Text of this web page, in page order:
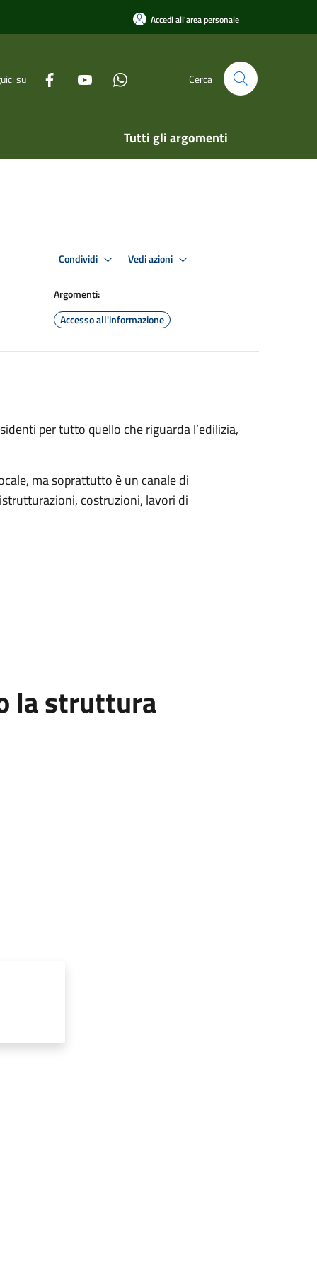
Accedi all'area personale
su Cerca
Tutti gli argomenti
Condividi Vedi azioni
Argomenti:
Accesso all'informazione
per tutto quello che riguarda l’edilizia,
ma soprattutto è un canale di
costruzioni, lavori di
la struttura